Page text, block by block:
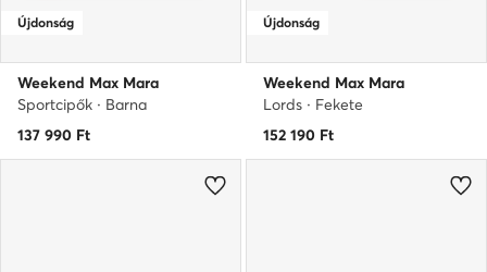
Újdonság
Weekend Max Mara
Sportcipők · Barna
137 990 Ft
Újdonság
Weekend Max Mara
Lords · Fekete
152 190 Ft